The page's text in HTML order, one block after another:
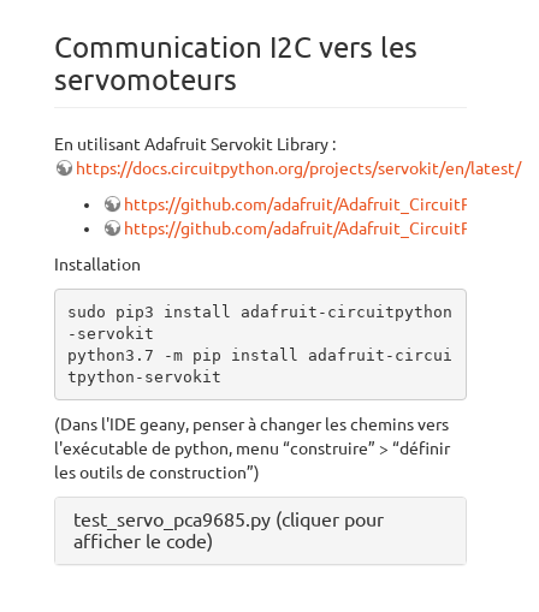
Communication I2C vers les
servomoteurs
En utilisant Adafruit Servokit Library :
https://docs.circuitpython.org/projects/servokit/en/latest/
https://github.com/adafruit/
https://github.com/adafruit/
Installation
sudo pip3 install adafruit-circuitpython
-servokit
python3.7 -m pip install adafruit-circui
tpython-servokit
(Dans l'IDE geany, penser à changer les chemins vers
l'exécutable de python, menu “construire” > “définir
les outils de construction”)
test_servo_pca9685.py (cliquer pour
afficher le code)